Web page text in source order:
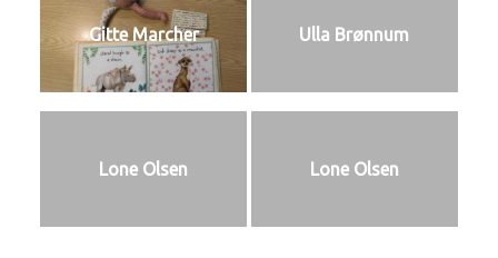
Gitte Marcher Ulla Brønnum
Lone Olsen Lone Olsen